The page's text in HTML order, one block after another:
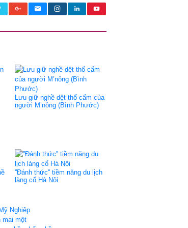
Lưu giữ nghề dệt thổ cẩm của
người M’nông (Bình Phước)
''Đánh thức'' tiềm năng du lịch
làng cổ Hà Nội
Nghiệp
mai một